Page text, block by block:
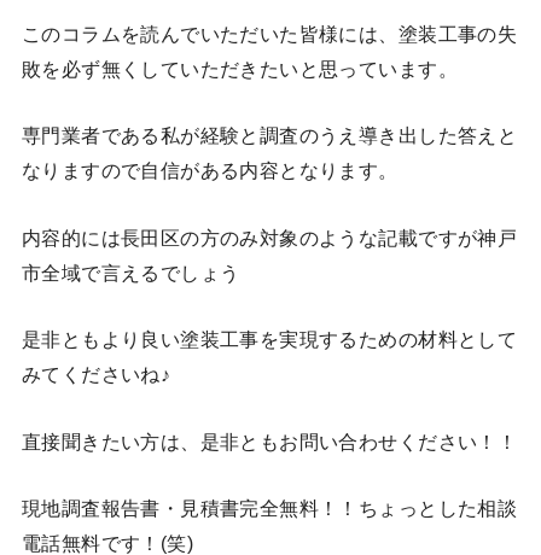
このコラムを読んでいただいた皆様には、塗装工事の失
敗を必ず無くしていただきたいと思っています。
専門業者である私が経験と調査のうえ導き出した答えと
なりますので自信がある内容となります。
内容的には長田区の方のみ対象のような記載ですが神戸
市全域で言えるでしょう
是非ともより良い塗装工事を実現するための材料として
みてくださいね♪
直接聞きたい方は、是非ともお問い合わせください！！
現地調査報告書・見積書完全無料！！ちょっとした相談
電話無料です！(笑)